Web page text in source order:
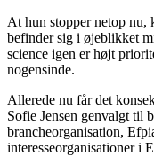
At hun stopper netop nu,
befinder sig i øjeblikket
science igen er højt
nogensinde.
Allerede nu får det
Sofie Jensen genvalgt til
brancheorganisation,
interesseorganisationer i